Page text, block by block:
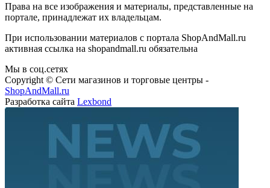
Права на все изображения и материалы, представленные на
портале, принадлежат их владельцам.
При использовании материалов с портала ShopAndMall.ru
активная ссылка на shopandmall.ru обязательна
Мы в соц.сетях
Copyright © Сети магазинов и торговые центры -
ShopAndMall.ru
Разработка сайта Lexbond